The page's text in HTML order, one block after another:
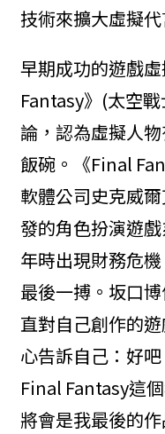
技術來擴大虛擬
早期成功的遊戲
Fantasy》(太空
論，認為虛擬人
飯碗。《Final
軟體公司史克威
發的角色扮演遊
年時出現財務危
最後一搏。坂口
直對自己創作的
心告訴自己：好
Final Fantasy這
將會是我最後的